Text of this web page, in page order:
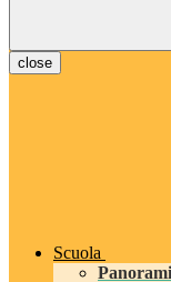
close
Scuola